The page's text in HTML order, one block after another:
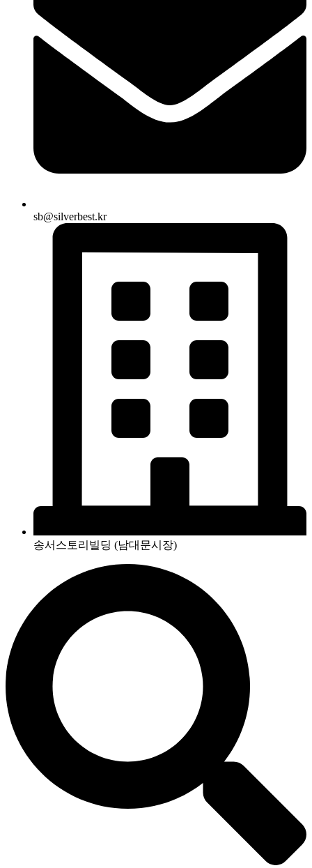
sb@silverbest.kr
송서스토리빌딩 (남대문시장)